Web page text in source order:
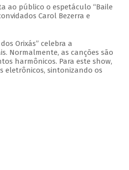
ao público o espetáculo “Baile
Carol Bezerra e
Orixás” celebra a
Normalmente, as canções são
harmônicos. Para este show,
eletrônicos, sintonizando os